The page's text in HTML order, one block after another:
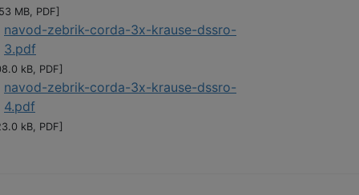
MB, PDF]
navod-zebrik-corda-3x-krause-dssro-
3.pdf
kB, PDF]
navod-zebrik-corda-3x-krause-dssro-
4.pdf
kB, PDF]